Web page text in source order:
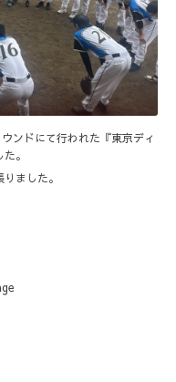
ンドにて行われた『東京ディ
。
ました。